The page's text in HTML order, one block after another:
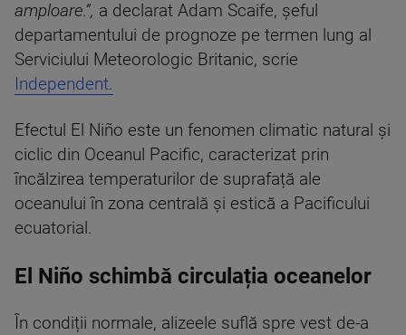
amploare.”, a declarat Adam Scaife, șeful
departamentului de prognoze pe termen lung al
Serviciului Meteorologic Britanic, scrie
Independent.
Efectul El Niño este un fenomen climatic natural și
ciclic din Oceanul Pacific, caracterizat prin
încălzirea temperaturilor de suprafață ale
oceanului în zona centrală și estică a Pacificului
ecuatorial.
El Niño schimbă circulația oceanelor
În condiții normale, alizeele suflă spre vest de-a